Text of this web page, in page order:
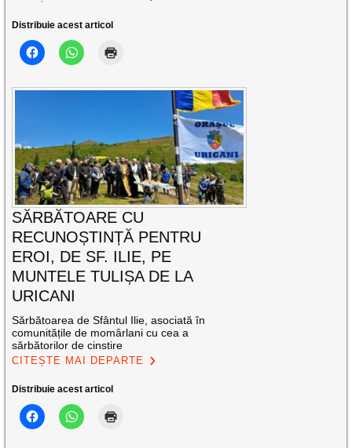
Distribuie acest articol
SĂRBĂTOARE CU
RECUNOȘTINȚĂ PENTRU
EROI, DE SF. ILIE, PE
MUNTELE TULIȘA DE LA
URICANI
Sărbătoarea de Sfântul Ilie, asociată în
comunitățile de momârlani cu cea a
sărbătorilor de cinstire
CITEȘTE MAI DEPARTE
Distribuie acest articol